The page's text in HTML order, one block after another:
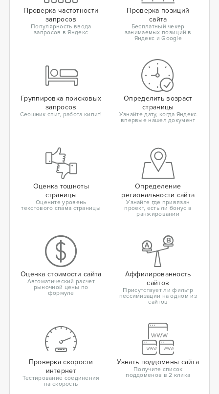
Проверка частотности
запросов
Популярность ввода
запросов в Яндекс
Проверка позиций
сайта
Бесплатный чекер
занимаемых позиций в
Яндекс и Google
Группировка поисковых
запросов
Сеошник спит, работа кипит!
Определить возраст
страницы
Узнайте дату, когда Яндекс
впервые нашел документ
Оценка тошноты
страницы
Оцените уровень
текстового спама страницы
Определение
региональности сайта
Узнайте где привязан
проект, есть ли бонус в
ранжировании
Оценка стоимости сайта
Автоматический расчет
рыночной цены по
формуле
Аффилированность
сайтов
Присутствует ли фильтр
пессимизации на одном из
сайтов
Проверка скорости
интернет
Тестирование соединения
на скорость
Узнать поддомены сайта
Получите список
поддоменов в 2 клика